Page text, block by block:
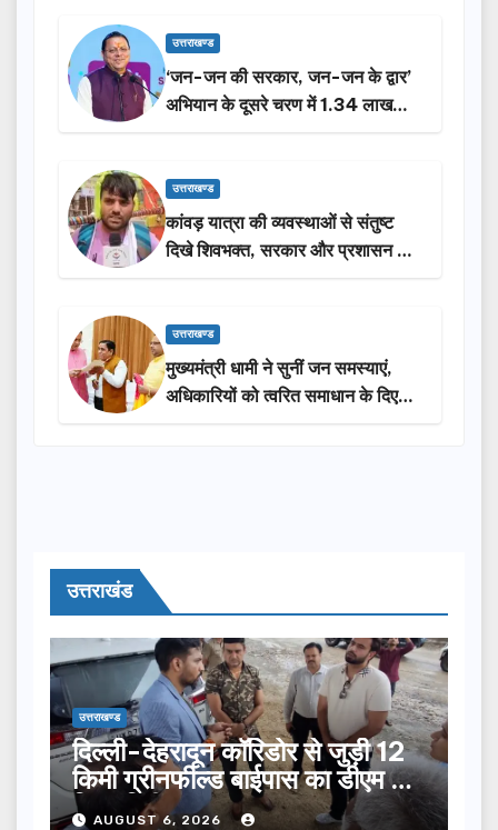
उत्तराखण्ड
‘जन-जन की सरकार, जन-जन के द्वार’
अभियान के दूसरे चरण में 1.34 लाख
लोगों की भागीदारी…
उत्तराखण्ड
कांवड़ यात्रा की व्यवस्थाओं से संतुष्ट
दिखे शिवभक्त, सरकार और प्रशासन की
सराहना…
उत्तराखण्ड
मुख्यमंत्री धामी ने सुनीं जन समस्याएं,
अधिकारियों को त्वरित समाधान के दिए
निर्देश
उत्तराखंड
उत्तराखण्ड
दिल्ली-देहरादून कॉरिडोर से जुड़ी 12
किमी ग्रीनफील्ड बाईपास का डीएम ने
किया निरीक्षण…
AUGUST 6, 2026